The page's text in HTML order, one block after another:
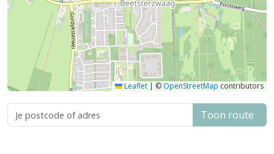
Leaflet | © OpenStreetMap contributors
Toon route